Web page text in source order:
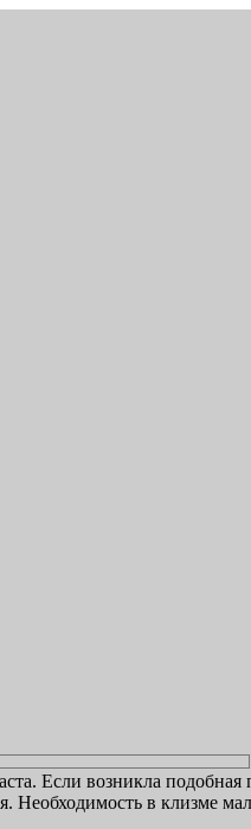
Если возникла подобная
Необходимость в клизме